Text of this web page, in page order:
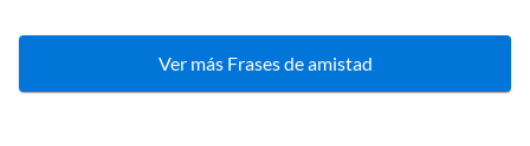
Ver más Frases de amistad